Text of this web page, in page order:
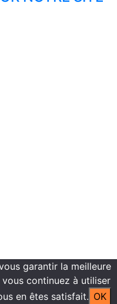
garantir la meilleure
continuez à utiliser
en êtes satisfait. OK